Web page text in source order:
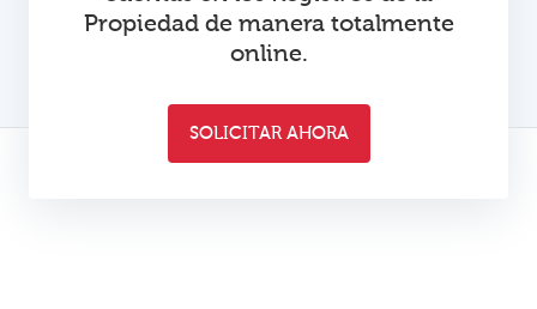
Propiedad de manera totalmente
online.
SOLICITAR AHORA